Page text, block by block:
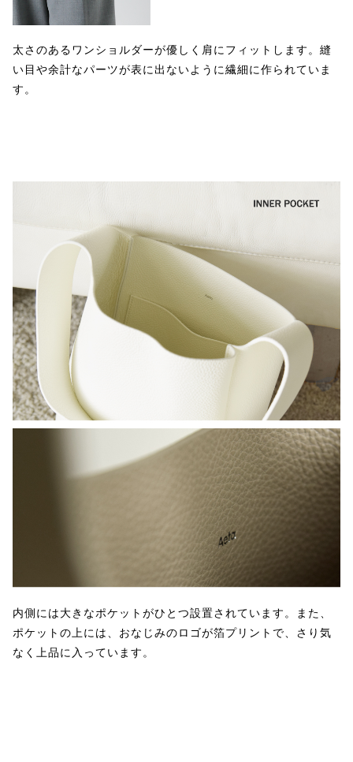
太さのあるワンショルダーが優しく肩にフィットします。縫
い目や余計なパーツが表に出ないように繊細に作られていま
す。
内側には大きなポケットがひとつ設置されています。また、
ポケットの上には、おなじみのロゴが箔プリントで、さり気
なく上品に入っています。